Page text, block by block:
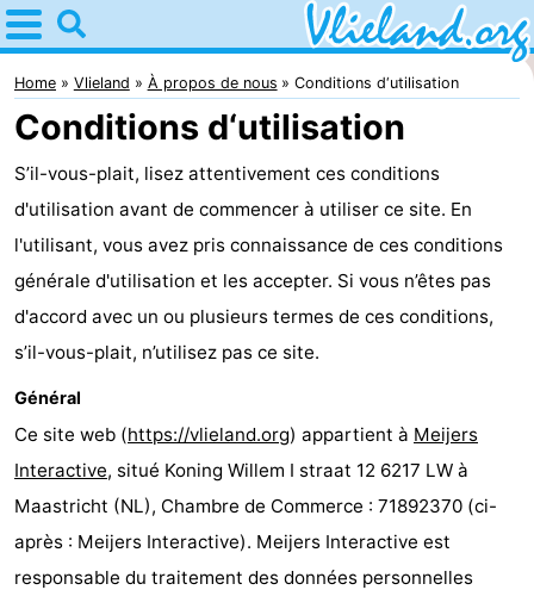
Home
Vlieland
Astuces
Avec
les
enfants
Nature
Passer
la
nuit
Appartements
-
Hôtels
Home Vlieland À propos de nous Conditions d‘utilisation
Conditions d‘utilisation
S’il-vous-plait, lisez attentivement ces conditions
d'utilisation avant de commencer à utiliser ce site. En
l'utilisant, vous avez pris connaissance de ces conditions
générale d'utilisation et les accepter. Si vous n’êtes pas
d'accord avec un ou plusieurs termes de ces conditions,
s’il-vous-plait, n’utilisez pas ce site.
Général
Ce site web (https://vlieland.org) appartient à Meijers
Interactive, situé Koning Willem I straat 12 6217 LW à
Maastricht (NL), Chambre de Commerce : 71892370 (ci-
après : Meijers Interactive). Meijers Interactive est
responsable du traitement des données personnelles